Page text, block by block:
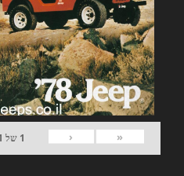
«
‹
1 של